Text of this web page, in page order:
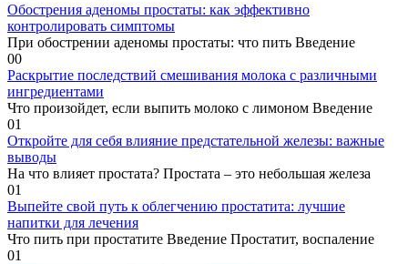
Обострения аденомы простаты: как эффективно
контролировать симптомы
При обострении аденомы простаты: что пить Введение
00
Раскрытие последствий смешивания молока с различными
ингредиентами
Что произойдет, если выпить молоко с лимоном Введение
01
Откройте для себя влияние предстательной железы: важные
выводы
На что влияет простата? Простата – это небольшая железа
01
Выпейте свой путь к облегчению простатита: лучшие
напитки для лечения
Что пить при простатите Введение Простатит, воспаление
01